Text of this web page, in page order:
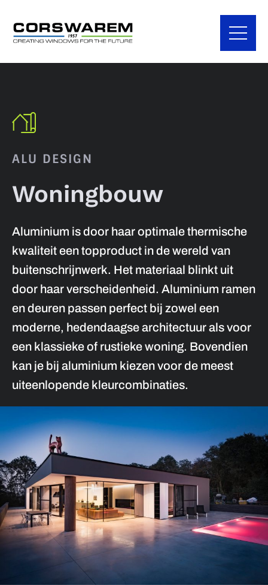
ALU DESIGN
Woningbouw
Aluminium is door haar optimale thermische
kwaliteit een topproduct in de wereld van
buitenschrijnwerk. Het materiaal blinkt uit
door haar verscheidenheid. Aluminium ramen
en deuren passen perfect bij zowel een
moderne, hedendaagse architectuur als voor
een klassieke of rustieke woning. Bovendien
kan je bij aluminium kiezen voor de meest
uiteenlopende kleurcombinaties.